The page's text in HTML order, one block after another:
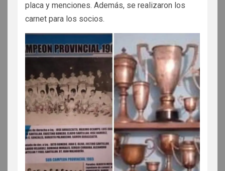
placa y menciones. Además, se realizaron los
carnet para los socios.